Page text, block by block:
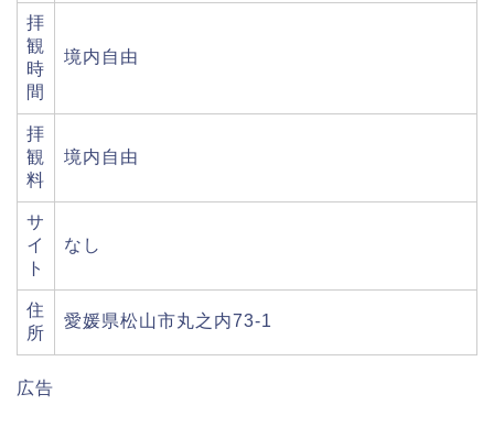
拝
観
時
間
境内自由
拝
観
料
境内自由
サ
イ
ト
なし
住
所
愛媛県松山市丸之内73-1
広告